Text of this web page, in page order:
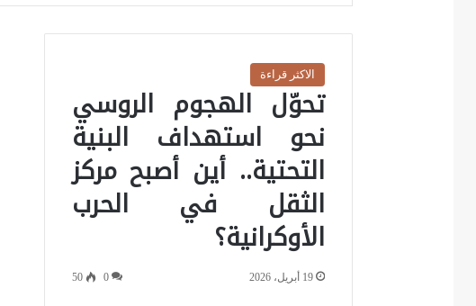
الاكثر قراءة
تحوّل الهجوم الروسي
نحو استهداف البنية
التحتية.. أين أصبح مركز
الثقل في الحرب
الأوكرانية؟
19 أبريل، 2026 0
50